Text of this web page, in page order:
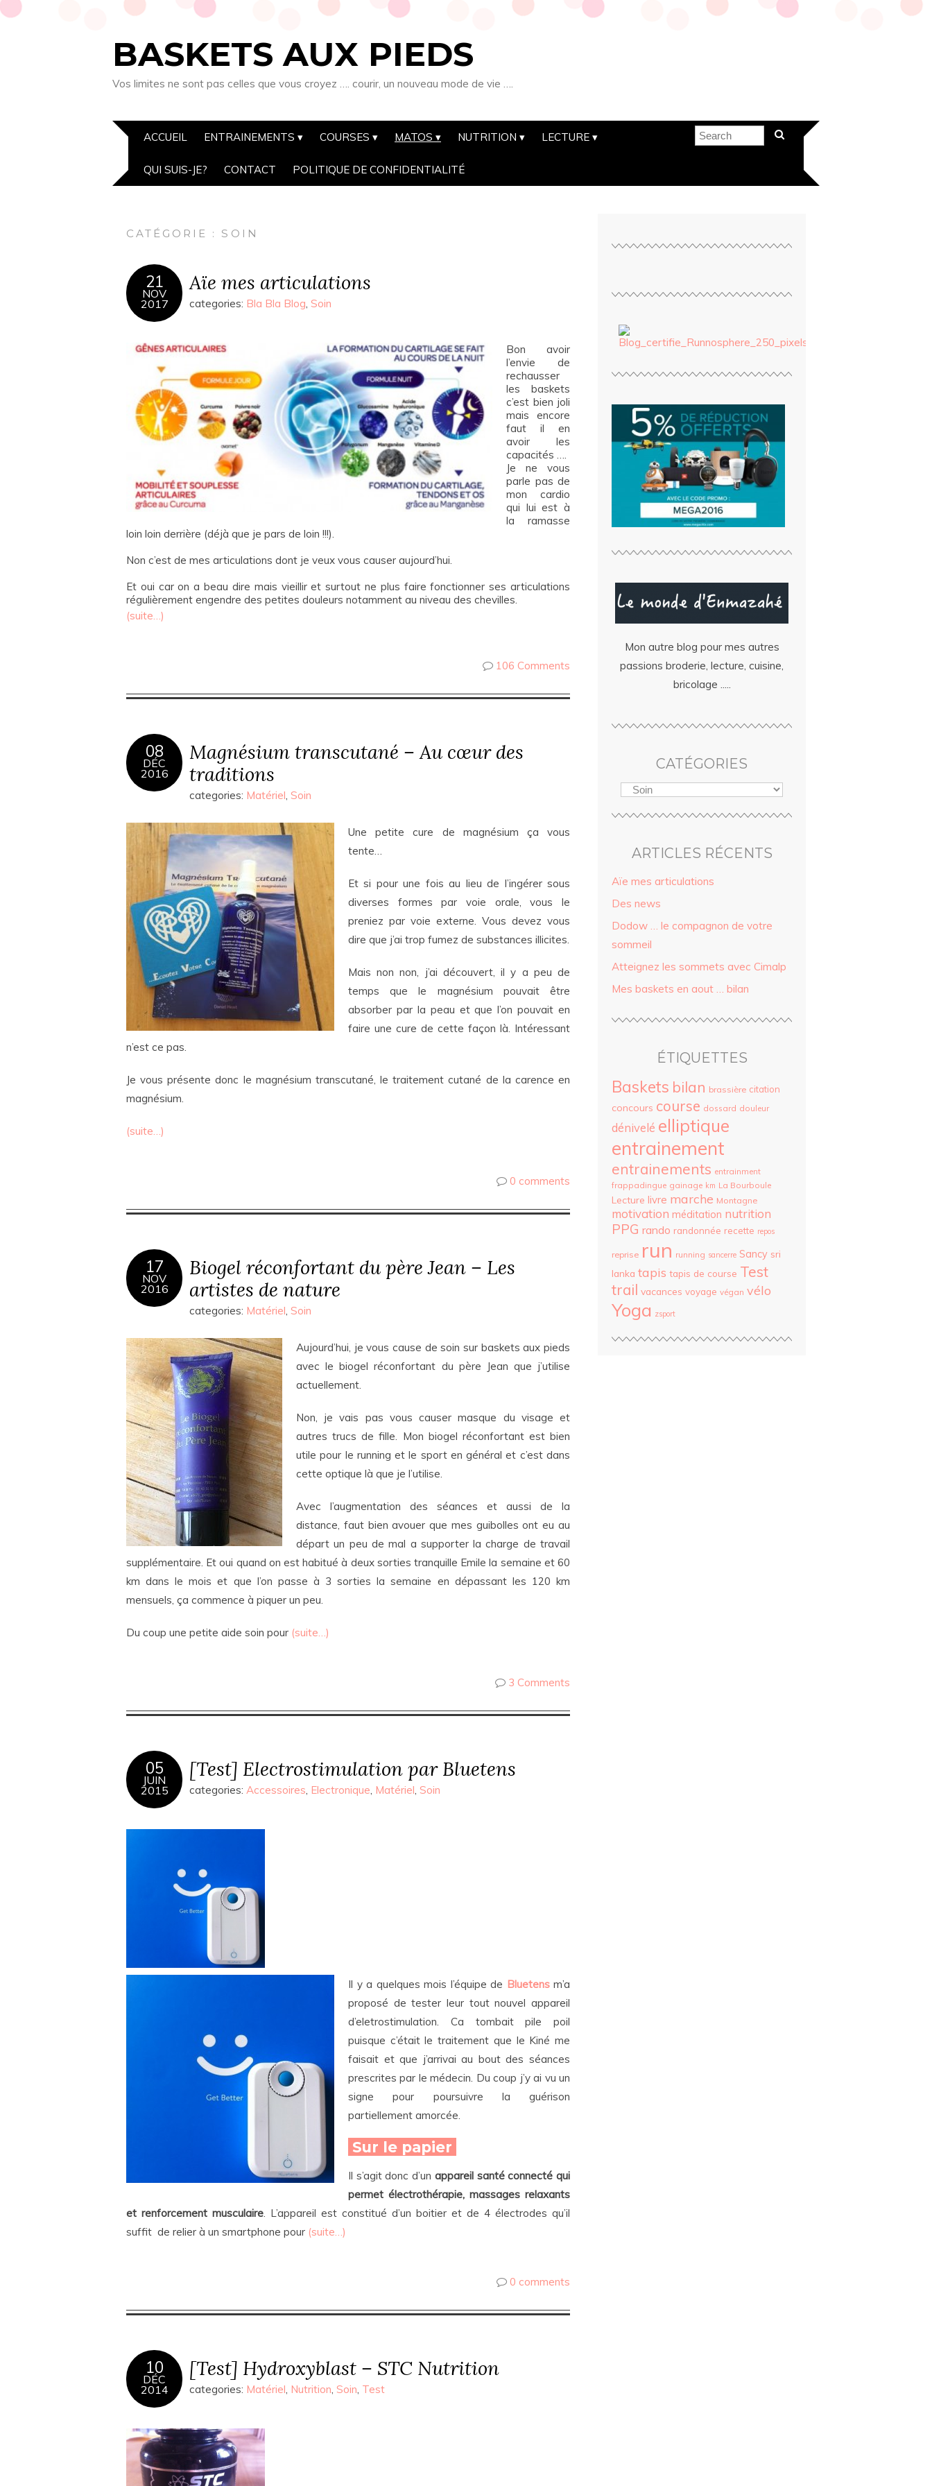
BASKETS AUX PIEDS
Vos limites ne sont pas celles que vous croyez …. courir, un nouveau mode de vie ….
ACCUEIL ENTRAINEMENTS COURSES MATOS NUTRITION LECTURE
QUI SUIS-JE? CONTACT POLITIQUE DE CONFIDENTIALITÉ
CATÉGORIE : SOIN
21
NOV
2017
Aïe mes articulations
categories: Bla Bla Blog, Soin
Bon avoir
l’envie de
rechausser
les baskets
c’est bien joli
mais encore
faut il en
avoir les
capacités ….
Je ne vous
parle pas de
mon cardio
qui lui est à
la ramasse
loin loin derrière (déjà que je pars de loin !!!).
Non c’est de mes articulations dont je veux vous causer aujourd’hui.
Et oui car on a beau dire mais vieillir et surtout ne plus faire fonctionner ses articulations
régulièrement engendre des petites douleurs notamment au niveau des chevilles.
(suite…)
106 Comments
08
DÉC
2016
Magnésium transcutané – Au cœur des
traditions
categories: Matériel, Soin
Une petite cure de magnésium ça vous
tente…
Et si pour une fois au lieu de l’ingérer sous
diverses formes par voie orale, vous le
preniez par voie externe. Vous devez vous
dire que j’ai trop fumez de substances illicites.
Mais non non, j’ai découvert, il y a peu de
temps que le magnésium pouvait être
absorber par la peau et que l’on pouvait en
faire une cure de cette façon là. Intéressant
n’est ce pas.
Je vous présente donc le magnésium transcutané, le traitement cutané de la carence en
magnésium.
(suite…)
0 comments
17
NOV
2016
Biogel réconfortant du père Jean – Les
artistes de nature
categories: Matériel, Soin
Aujourd’hui, je vous cause de soin sur baskets aux pieds
avec le biogel réconfortant du père Jean que j’utilise
actuellement.
Non, je vais pas vous causer masque du visage et
autres trucs de fille. Mon biogel réconfortant est bien
utile pour le running et le sport en général et c’est dans
cette optique là que je l’utilise.
Avec l’augmentation des séances et aussi de la
distance, faut bien avouer que mes guibolles ont eu au
départ un peu de mal a supporter la charge de travail
supplémentaire. Et oui quand on est habitué à deux sorties tranquille Emile la semaine et 60
km dans le mois et que l’on passe à 3 sorties la semaine en dépassant les 120 km
mensuels, ça commence à piquer un peu.
Du coup une petite aide soin pour (suite…)
3 Comments
05
JUIN
2015
[Test] Electrostimulation par Bluetens
categories: Accessoires, Electronique, Matériel, Soin
Il y a quelques mois l’équipe de Bluetensm’a
proposé de tester leur tout nouvel appareil
d’eletrostimulation. Ca tombait pile poil
puisque c’était le traitement que le Kiné me
faisait et que j’arrivai au bout des séances
prescrites par le médecin. Du coup j’y ai vu un
signe pour poursuivre la guérison
partiellement amorcée.
Sur le papier
Il s’agit donc d’un appareil santé connecté qui
permet électrothérapie, massages relaxants
et renforcement musculaire. L’appareil est constitué d’un boitier et de 4 électrodes qu’il
suffit de relier à un smartphone pour (suite…)
0 comments
10
DÉC
2014
[Test] Hydroxyblast – STC Nutrition
categories: Matériel, Nutrition, Soin, Test
Mon autre blog pour mes autres
passions broderie, lecture, cuisine,
bricolage .....
CATÉGORIES
ARTICLES RÉCENTS
Aïe mes articulations
Des news
Dodow … le compagnon de votre
sommeil
Atteignez les sommets avec Cimalp
Mes baskets en aout … bilan
ÉTIQUETTES
Baskets bilan brassière citation
concours course dossard douleur
dénivelé elliptique
entrainement
entrainements entrainment
frappadingue gainage km La Bourboule
Lecture livre marche Montagne
motivation méditation nutrition
PPG rando randonnée recette repos
reprise run running sancerre Sancy sri
lanka tapis tapis de course Test
trail vacances voyage végan vélo
Yoga zsport